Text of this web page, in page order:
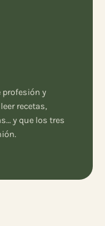
profesión y
recetas,
y que los tres